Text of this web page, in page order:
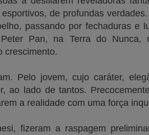
de profundas
passando por fechaduras e
Pan, na Terra do Nunca,
crescimento.
Pelo jovem, cujo caráter,
ao lado de tantos.
a realidade com uma força
fizeram a raspagem